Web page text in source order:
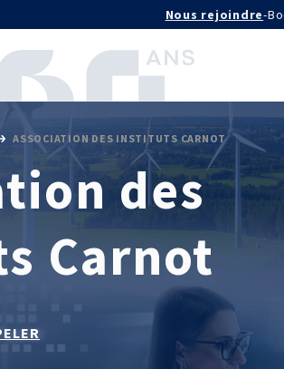
Nous rejoindre-
NOS LOGICIELS
Logiciels métiers
Aide au chiffrage
Bases de données
APPUI À L’INDUSTRIE
Technologies Prioritaires 2030
ASSOCIATION DES INSTITUTS CARNOT
des
Carnot